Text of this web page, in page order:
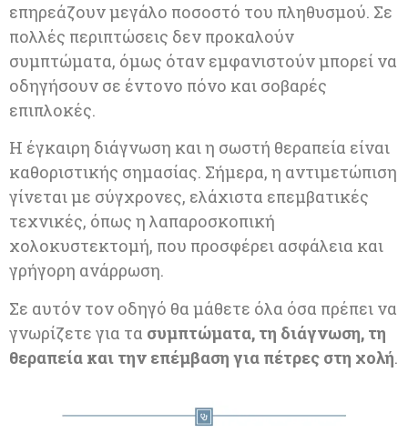
επηρεάζουν μεγάλο ποσοστό του πληθυσμού. Σε
πολλές περιπτώσεις δεν προκαλούν
συμπτώματα, όμως όταν εμφανιστούν μπορεί να
οδηγήσουν σε έντονο πόνο και σοβαρές
επιπλοκές.
Η έγκαιρη διάγνωση και η σωστή θεραπεία είναι
καθοριστικής σημασίας. Σήμερα, η αντιμετώπιση
γίνεται με σύγχρονες, ελάχιστα επεμβατικές
τεχνικές, όπως η λαπαροσκοπική
χολοκυστεκτομή, που προσφέρει ασφάλεια και
γρήγορη ανάρρωση.
Σε αυτόν τον οδηγό θα μάθετε όλα όσα πρέπει να
γνωρίζετε για τα συμπτώματα, τη διάγνωση, τη
θεραπεία και την επέμβαση για πέτρες στη χολή.